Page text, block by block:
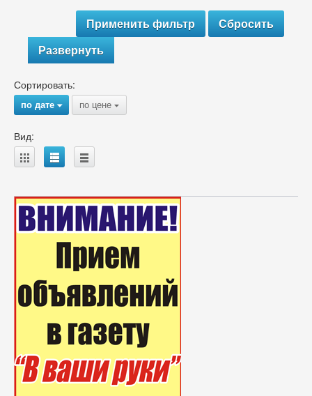
Развернуть
Сортировать:
по дате{ по цене {
Вид:
A B C